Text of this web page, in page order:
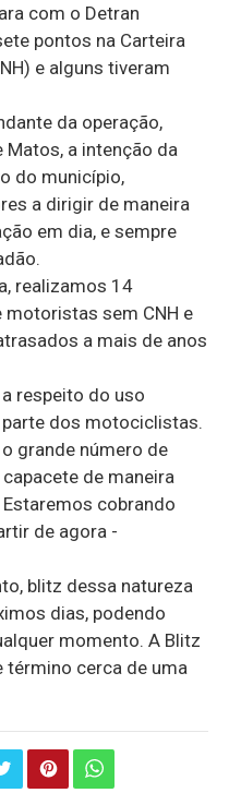
com o Detran
pontos na Carteira
e alguns tiveram
da operação,
Matos, a intenção da
do município,
a dirigir de maneira
em dia, e sempre
realizamos 14
sem CNH e
a mais de anos
respeito do uso
dos motociclistas.
grande número de
de maneira
cobrando
de agora -
blitz dessa natureza
dias, podendo
momento. A Blitz
término cerca de uma